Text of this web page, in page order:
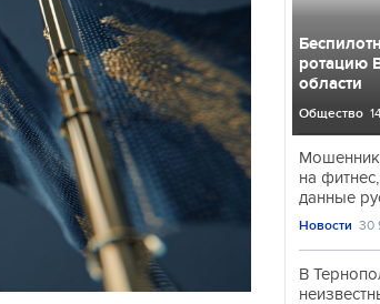
ротацию
области
Общество
на
данные
Новости 30
В